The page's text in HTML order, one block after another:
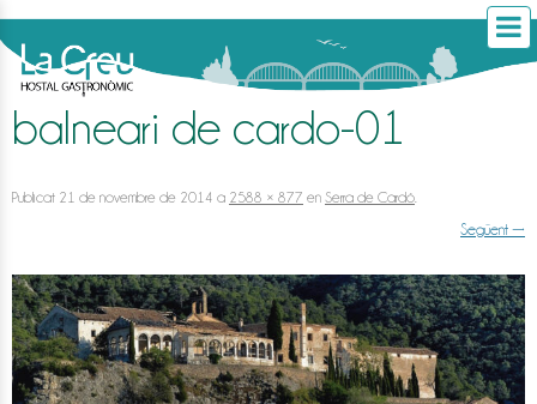
balneari de cardo-01
Publicat 21 de novembre de 2014 a 2588 × 877 en Serra de Cardó
Següent →